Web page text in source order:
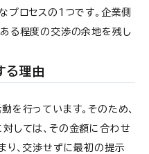
せて納得のいく転職を
プロセスの1つです。企業側
る程度の交渉の余地を残し
る理由
を行っています。そのため、
しては、その金額に合わせ
り、交渉せずに最初の提示